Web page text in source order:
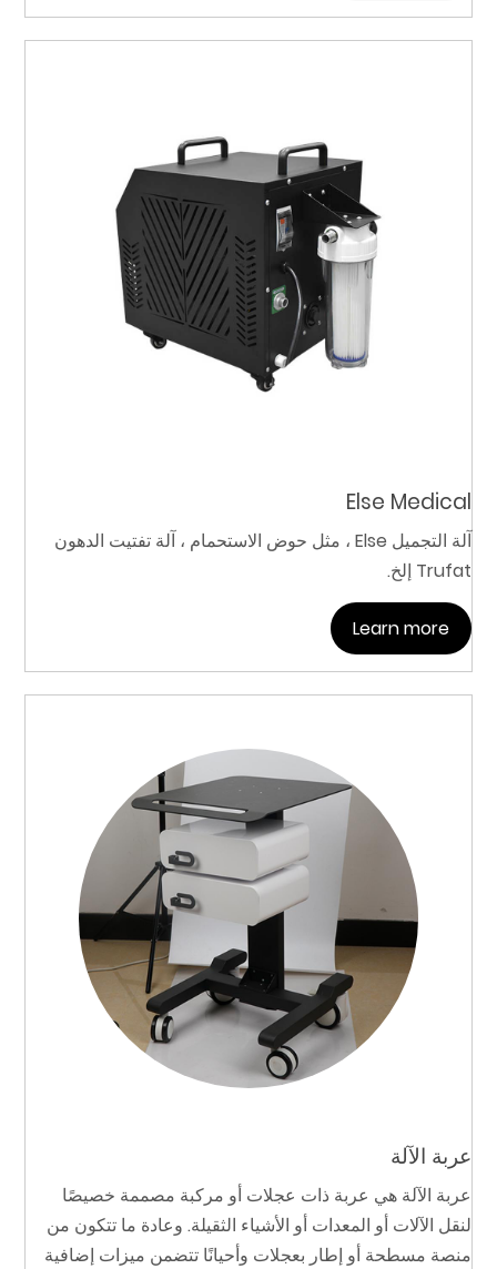
Else Medical
آلة التجميل Else ، مثل حوض الاستحمام ، آلة تفتيت الدهون
Trufat إلخ.
Learn more
عربة الآلة
عربة الآلة هي عربة ذات عجلات أو مركبة مصممة خصيصًا
لنقل الآلات أو المعدات أو الأشياء الثقيلة. وعادة ما تتكون من
منصة مسطحة أو إطار بعجلات وأحيانًا تتضمن ميزات إضافية